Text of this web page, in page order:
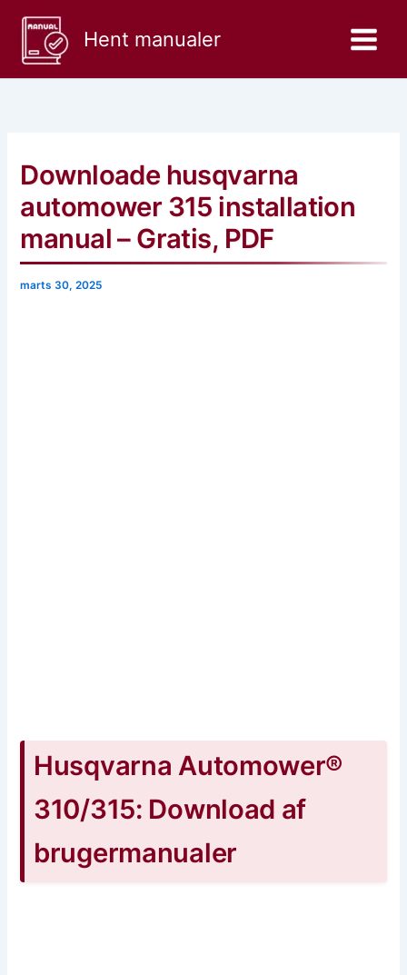
indholdet
Hent manualer
Downloade husqvarna
automower 315 installation
manual – Gratis, PDF
marts 30, 2025
Husqvarna Automower®
310/315: Download af
brugermanualer